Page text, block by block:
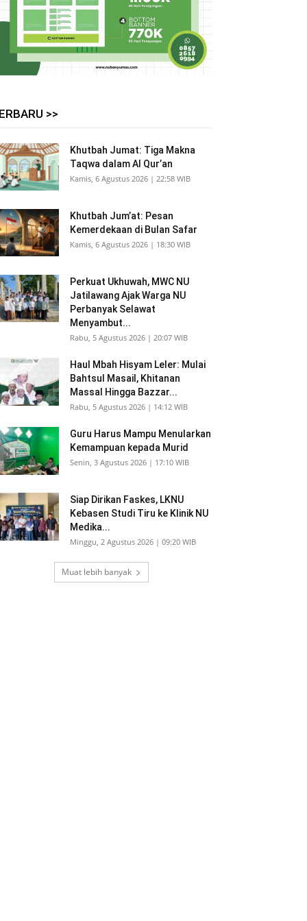
>>
Khutbah Jumat: Tiga Makna
Taqwa dalam Al Qur’an
Kamis, 6 Agustus 2026 | 22:58 WIB
Khutbah Jum’at: Pesan
Kemerdekaan di Bulan Safar
Kamis, 6 Agustus 2026 | 18:30 WIB
Perkuat Ukhuwah, MWC NU
Jatilawang Ajak Warga NU
Perbanyak Selawat
Menyambut...
Rabu, 5 Agustus 2026 | 20:07 WIB
Haul Mbah Hisyam Leler: Mulai
Bahtsul Masail, Khitanan
Massal Hingga Bazzar...
Rabu, 5 Agustus 2026 | 14:12 WIB
Guru Harus Mampu Menularkan
Kemampuan kepada Murid
Senin, 3 Agustus 2026 | 17:10 WIB
Siap Dirikan Faskes, LKNU
Kebasen Studi Tiru ke Klinik NU
Medika...
Minggu, 2 Agustus 2026 | 09:20 WIB
Muat lebih banyak